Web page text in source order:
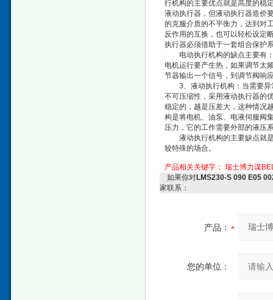
行机构的主要优点就是高度的稳
液动执行器，但液动执行器造价
的克服介质的不平衡力，达到对
反作用的互换，也可以轻松设定
执行器必须借助于一套组合保护
电动执行机构的缺点主要有：
电机运行要产生热，如果调节太
节器输出一个信号，到调节阀响
3、液动执行机构：当需要异
不可压缩性，采用液动执行器的
稳定的，越是压差大，这种情况
构是将电机、油泵、电液伺服阀
压力，它的工作需要外部的液压
液动执行机构的主要缺点就是
较特殊的场合。
产品相关关键字： 瑞士博力谋
如果你对LMS230-S 090 E05
家联系：
产品：
您的单位：